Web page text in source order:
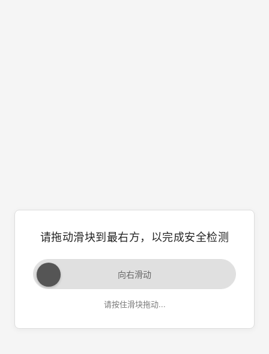
请拖动滑块到最右方，以完成安全检测
向右滑动
请按住滑块拖动...